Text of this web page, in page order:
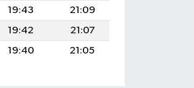
19:43
21:09
19:42
21:07
19:40 21:05